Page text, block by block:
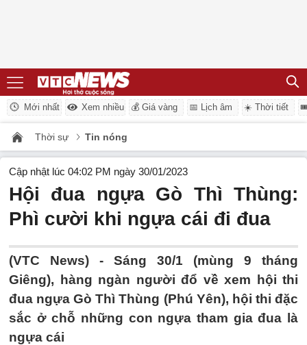
Mới nhất Xem nhiều 💰 Giá vàng 📅 Lịch âm ☀️ Thời tiết
Thời sự Tin nóng
Cập nhật lúc 04:02 PM ngày 30/01/2023
Hội đua ngựa Gò Thì Thùng:
Phì cười khi ngựa cái đi đua
(VTC News) - Sáng 30/1 (mùng 9 tháng
Giêng), hàng ngàn người đổ về xem hội thi
đua ngựa Gò Thì Thùng (Phú Yên), hội thi đặc
sắc ở chỗ những con ngựa tham gia đua là
ngựa cái